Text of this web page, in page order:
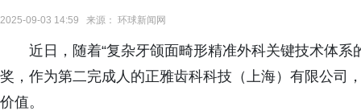
2025-09-03 14:59 来源： 环球新闻网
近日，随着“复杂牙颌面畸形精准外科关键技术体系
奖，作为第二完成人的正雅齿科科技（上海）有限公司
价值。